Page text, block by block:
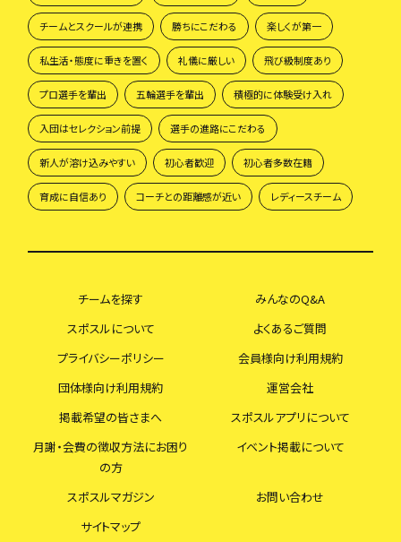
チームとスクールが連携 勝ちにこだわる 楽しくが第一
私生活・態度に重きを置く 礼儀に厳しい 飛び級制度あり
プロ選手を輩出 五輪選手を輩出 積極的に体験受け入れ
入団はセレクション前提 選手の進路にこだわる
新人が溶け込みやすい 初心者歓迎 初心者多数在籍
育成に自信あり コーチとの距離感が近い レディースチーム
チームを探す
みんなのQ&A
スポスルについて
よくあるご質問
プライバシーポリシー
会員様向け利用規約
団体様向け利用規約
運営会社
掲載希望の皆さまへ
スポスルアプリについて
月謝・会費の徴収方法にお困り
の方
イベント掲載について
スポスルマガジン
お問い合わせ
サイトマップ